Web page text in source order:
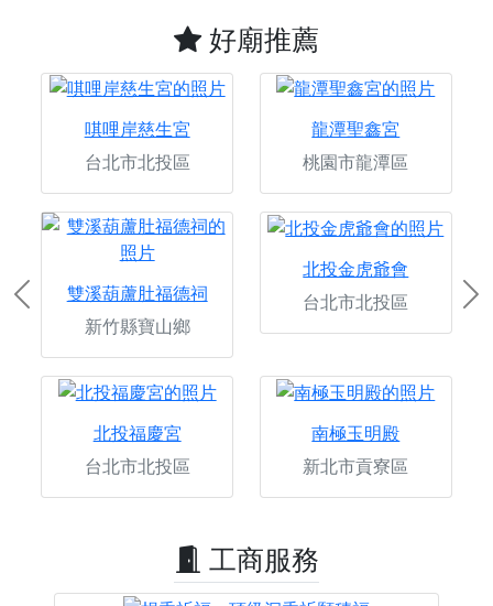
好廟推薦
唭哩岸慈生宮
台北市北投區
龍潭聖鑫宮
桃園市龍潭區
雙溪葫蘆肚福德祠
新竹縣寶山鄉
北投金虎爺會
台北市北投區
北投福慶宮
台北市北投區
南極玉明殿
新北市貢寮區
Previous
工商服務